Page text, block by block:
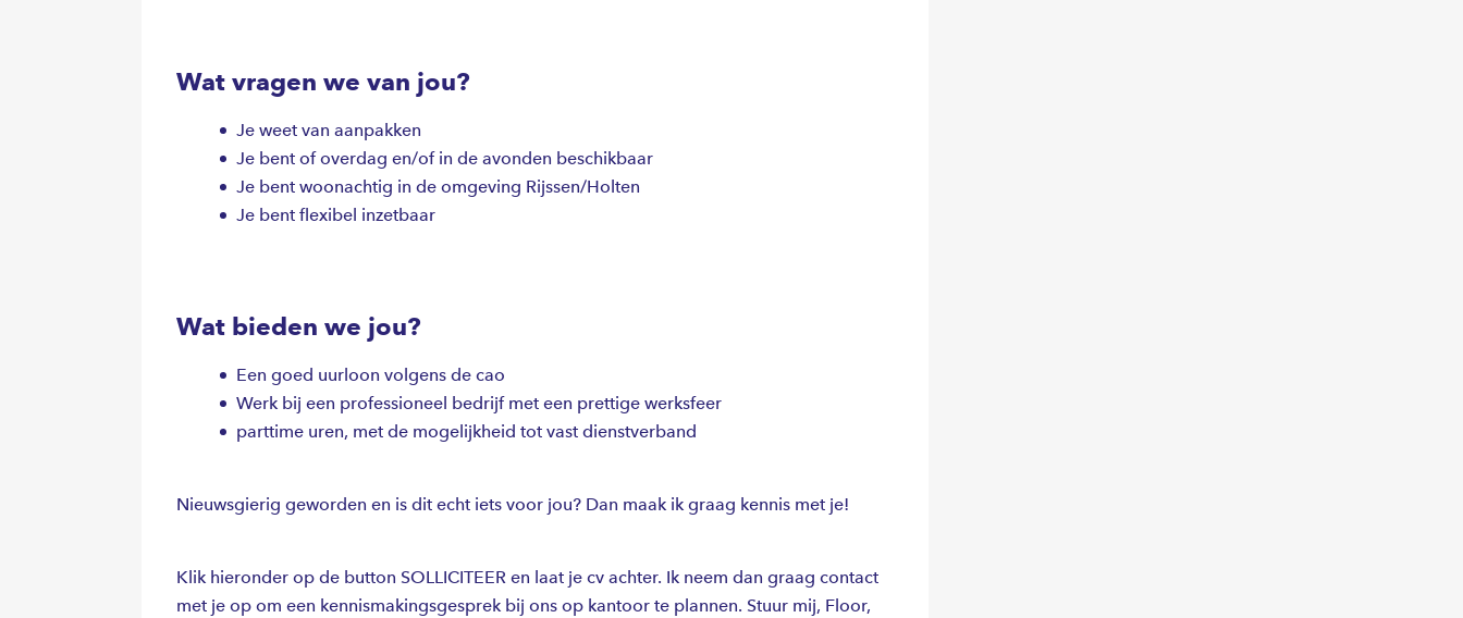
Wat vragen we van jou?
Je weet van aanpakken
Je bent of overdag en/of in de avonden beschikbaar
Je bent woonachtig in de omgeving Rijssen/Holten
Je bent flexibel inzetbaar
Wat bieden we jou?
Een goed uurloon volgens de cao
Werk bij een professioneel bedrijf met een prettige werksfeer
parttime uren, met de mogelijkheid tot vast dienstverband
Nieuwsgierig geworden en is dit echt iets voor jou? Dan maak ik graag kennis met je!
Klik hieronder op de button SOLLICITEER en laat je cv achter. Ik neem dan graag contact
met je op om een kennismakingsgesprek bij ons op kantoor te plannen. Stuur mij, Floor,